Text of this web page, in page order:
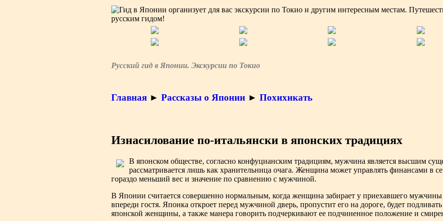
Русский гид в Японии. Экскурсии по Токио
Главная ► Рассказы о Японии ► Похихикать
Изнасилование по-итальянски в японских традициях
В японском обществе, согласно конфуцианским традициям, мужчина является высшим
рассматривается лишь как хранительница очага. Женщина может управлять финансами в
гораздо меньший вес и значение по сравнению с мужчиной.
В Японии считается совершенно нормальным, когда женщина забирает у приехавшего
впереди гостя. Японка откроет перед мужчиной дверь, пропустит его на дороге, будет
японской женщины, а также манера говорить подчеркивают ее подчиненное положение и